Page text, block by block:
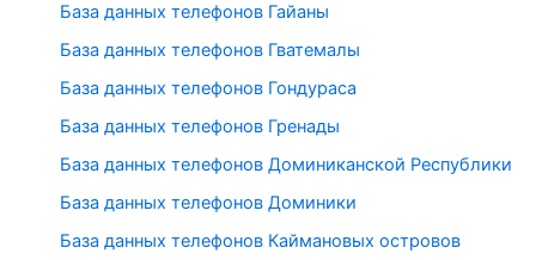
База данных телефонов Гайаны
База данных телефонов Гватемалы
База данных телефонов Гондураса
База данных телефонов Гренады
База данных телефонов Доминиканской Республики
База данных телефонов Доминики
База данных телефонов Каймановых островов